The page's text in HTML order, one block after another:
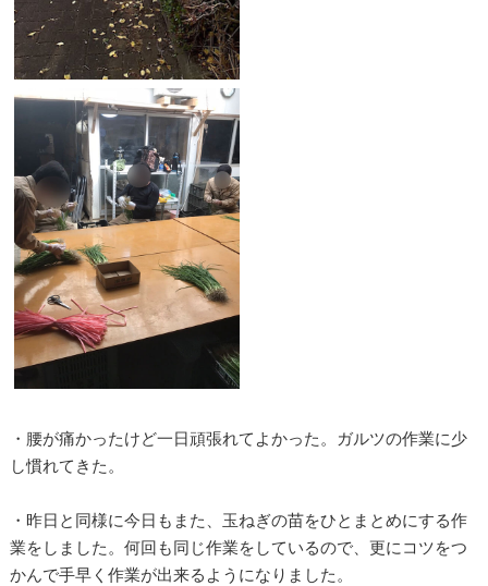
・腰が痛かったけど一日頑張れてよかった。ガルツの作業に少
し慣れてきた。
・昨日と同様に今日もまた、玉ねぎの苗をひとまとめにする作
業をしました。何回も同じ作業をしているので、更にコツをつ
かんで手早く作業が出来るようになりました。